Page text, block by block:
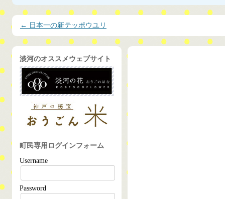
投稿ナビゲーション
← 日本一の新テッポウユリ
淡河のオススメウェブサイト
町民専用ログインフォーム
Username
Password